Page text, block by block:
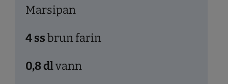
Marsipan
4ssbrun farin
0,8dlvann